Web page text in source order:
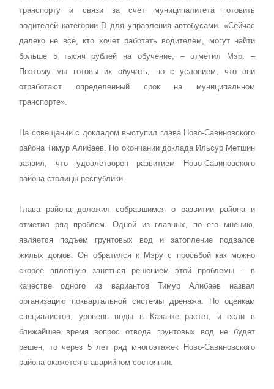
транспорту и связи за счет муниципалитета готовить
водителей категории D для управления автобусами. «Сейчас
далеко не все, кто хочет работать водителем, могут найти
больше 5 тысяч рублей на обучение, – отметил Мэр. –
Поэтому мы готовы их обучать, но с условием, что они
отработают определенный срок на муниципальном
транспорте».
На совещании с докладом выступил глава Ново-Савиновского
района Тимур Алибаев. По окончании доклада Ильсур Метшин
заявил, что удовлетворен развитием Ново-Савиновского
района столицы республики.
Глава района доложил собравшимся о развитии района и
отметил ряд проблем. Одной из главных, по его мнению,
является подъем грунтовых вод и затопление подвалов
жилых домов. Он обратился к Мэру с просьбой как можно
скорее вплотную заняться решением этой проблемы – в
качестве одного из вариантов Тимур Алибаев назвал
организацию поквартальной системы дренажа. По оценкам
специалистов, уровень воды в Казанке растет, и если в
ближайшее время вопрос отвода грунтовых вод не будет
решен, то через 5 лет ряд многоэтажек Ново-Савиновского
района окажется в аварийном состоянии.